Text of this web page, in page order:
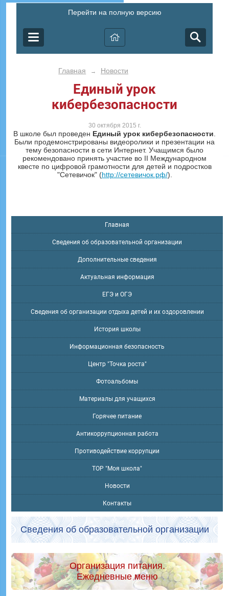
Перейти на полную версию
Главная → Новости
Единый урок
кибербезопасности
30 октября 2015 г.
В школе был проведен Единый урок кибербезопасности.
Были продемонстрированы видеоролики и презентации на
тему безопасности в сети Интернет. Учащимся было
рекомендовано принять участие во II Международном
квесте по цифровой грамотности для детей и подростков
"Сетевичок" (http://сетевичок.рф/).
Главная
Сведения об образовательной организации
Дополнительные сведения
Актуальная информация
ЕГЭ и ОГЭ
Сведения об организации отдыха детей и их оздоровлении
История школы
Информационная безопасность
Центр "Точка роста"
Фотоальбомы
Материалы для учащихся
Горячее питание
Антикоррупционная работа
Противодействие коррупции
ТОР "Моя школа"
Новости
Контакты
Сведения об образовательной организации
Организация питания.
Ежедневные меню